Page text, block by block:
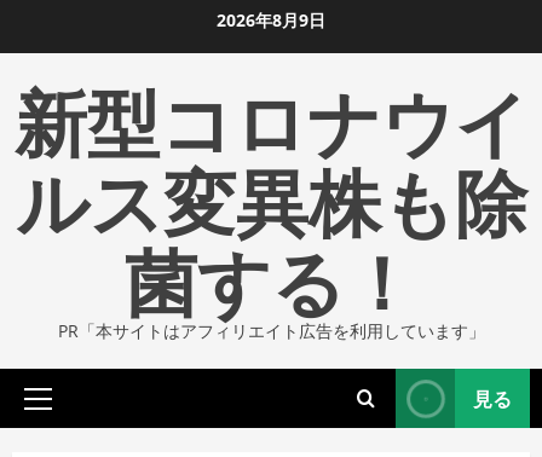
ン
ツ
ま
2026年8月9日
新型コロナウイ
ルス変異株も除
菌する！
PR「本サイトはアフィリエイト広告を利用しています」
プ
見る